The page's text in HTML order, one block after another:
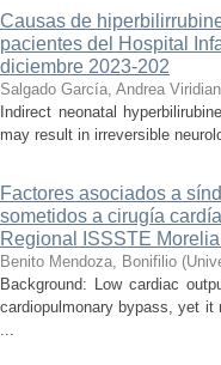
Causas de
pacientes del Hospital
diciembre 2023-202
Salgado García, Andrea
Indirect neonatal
may result in irreversible
Factores asociados a
sometidos a cirugía
Regional ISSSTE
Benito Mendoza, Bonifilio (
Background: Low cardiac
cardiopulmonary bypass, yet it
...